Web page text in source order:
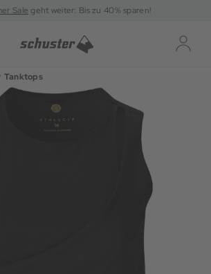
Sale geht weiter: Bis zu 40% sparen!
Tanktops